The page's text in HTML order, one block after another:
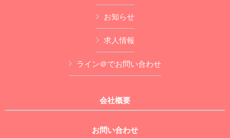
お知らせ
求人情報
ライン＠でお問い合わせ
会社概要
お問い合わせ